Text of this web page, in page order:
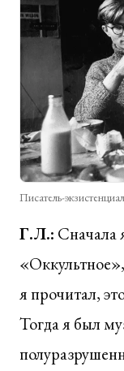
Писатель-
Г.Л.: Сначала
я прочитал,
Тогда я был